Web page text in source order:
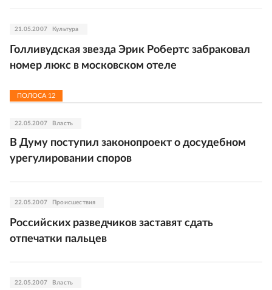
21.05.2007 Культура
Голливудская звезда Эрик Робертс забраковал
номер люкс в московском отеле
ПОЛОСА 12
22.05.2007 Власть
В Думу поступил законопроект о досудебном
урегулировании споров
22.05.2007 Происшествия
Российских разведчиков заставят сдать
отпечатки пальцев
22.05.2007 Власть